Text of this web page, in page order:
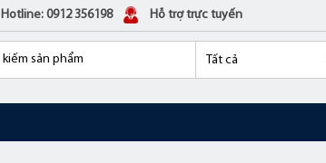
Hotline: 0912 356198 Hỗ trợ trực tuyến